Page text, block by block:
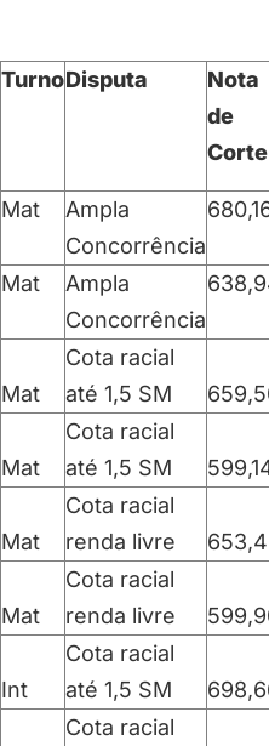
TurnoDisputa
Nota
de
Corte
Mat
Ampla
Concorrência
Mat
Ampla
Concorrência
Mat
Cota racial
até 1,5 SM
Mat
Cota racial
até 1,5 SM
Mat
Cota racial
renda livre
Mat
Cota racial
renda livre
Int
Cota racial
até 1,5 SM
Cota racial